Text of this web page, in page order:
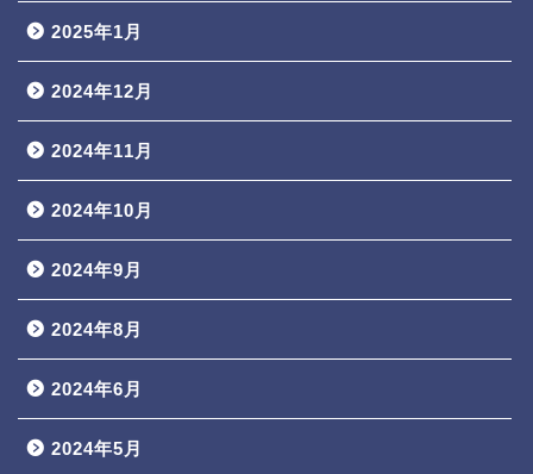
2025年1月
2024年12月
2024年11月
2024年10月
2024年9月
2024年8月
2024年6月
2024年5月